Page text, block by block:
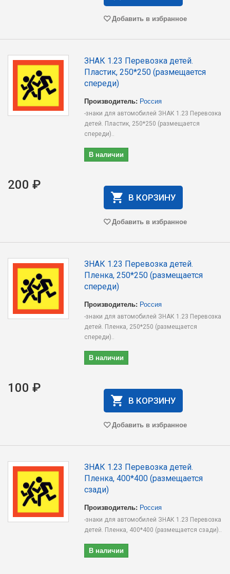
Добавить в избранное
ЗНАК 1.23 Перевозка детей.
Пластик, 250*250 (размещается
спереди)
Производитель: Россия
-знаки для автомобилей ЗНАК 1.23 Перевозка
детей. Пластик, 250*250 (размещается
спереди)..
В наличии
200 ₽
В КОРЗИНУ
Добавить в избранное
ЗНАК 1.23 Перевозка детей.
Пленка, 250*250 (размещается
спереди)
Производитель: Россия
-знаки для автомобилей ЗНАК 1.23 Перевозка
детей. Пленка, 250*250 (размещается
спереди)..
В наличии
100 ₽
В КОРЗИНУ
Добавить в избранное
ЗНАК 1.23 Перевозка детей.
Пленка, 400*400 (размещается
сзади)
Производитель: Россия
-знаки для автомобилей ЗНАК 1.23 Перевозка
детей. Пленка, 400*400 (размещается сзади)..
В наличии